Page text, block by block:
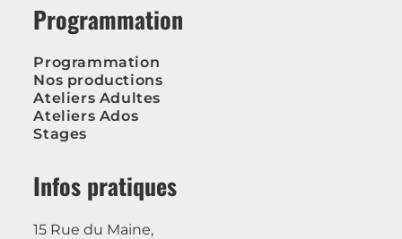
Programmation
Programmation
Nos productions
Ateliers Adultes
Ateliers Ados
Stages
Infos pratiques
15 Rue du Maine,